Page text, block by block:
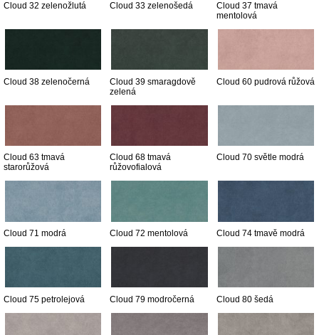
Cloud 32 zelenožlutá Cloud 33 zelenošedá
Cloud 37 tmavá
mentolová
Cloud 38 zelenočerná
Cloud 39 smaragdově
zelená
Cloud 60 pudrová růžová
Cloud 63 tmavá
starorůžová
Cloud 68 tmavá
růžovofialová
Cloud 70 světle modrá
Cloud 71 modrá Cloud 72 mentolová Cloud 74 tmavě modrá
Cloud 75 petrolejová Cloud 79 modročerná Cloud 80 šedá